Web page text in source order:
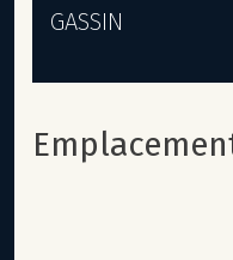
GASSIN